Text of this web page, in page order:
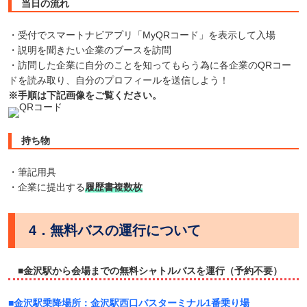
当日の流れ
・受付でスマートナビアプリ「MyQRコード」を表示して入場
・説明を聞きたい企業のブースを訪問
・訪問した企業に自分のことを知ってもらう為に各企業のQRコー
ドを読み取り、自分のプロフィールを送信しよう！
※手順は下記画像をご覧ください。
持ち物
・筆記用具
・企業に提出する履歴書複数枚
4．無料バスの運行について
■金沢駅から会場までの無料シャトルバスを運行（予約不要）
■金沢駅乗降場所：金沢駅西口バスターミナル1番乗り場